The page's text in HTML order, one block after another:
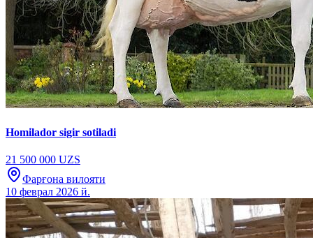
Homilador sigir sotiladi
21 500 000 UZS
Фарғона вилояти
10 феврал 2026 й.